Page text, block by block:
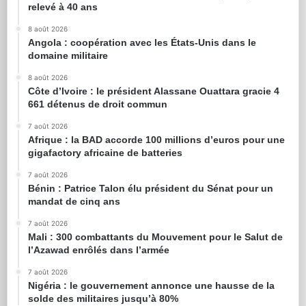
relevé à 40 ans
8 août 2026
Angola : coopération avec les États-Unis dans le
domaine militaire
8 août 2026
Côte d’Ivoire : le président Alassane Ouattara gracie 4
661 détenus de droit commun
7 août 2026
Afrique : la BAD accorde 100 millions d’euros pour une
gigafactory africaine de batteries
7 août 2026
Bénin : Patrice Talon élu président du Sénat pour un
mandat de cinq ans
7 août 2026
Mali : 300 combattants du Mouvement pour le Salut de
l’Azawad enrôlés dans l’armée
7 août 2026
Nigéria : le gouvernement annonce une hausse de la
solde des militaires jusqu’à 80%